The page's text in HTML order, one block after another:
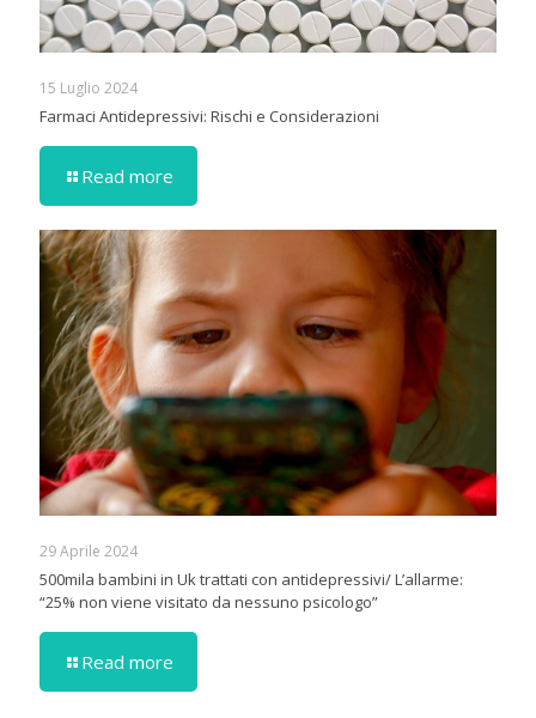
15 Luglio 2024
Farmaci Antidepressivi: Rischi e Considerazioni
Read more
29 Aprile 2024
500mila bambini in Uk trattati con antidepressivi/ L’allarme:
“25% non viene visitato da nessuno psicologo”
Read more